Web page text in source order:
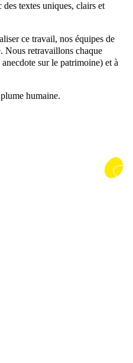
textes uniques, clairs et
ce travail, nos équipes de
Nous retravaillons chaque
sur le patrimoine) et à
humaine.